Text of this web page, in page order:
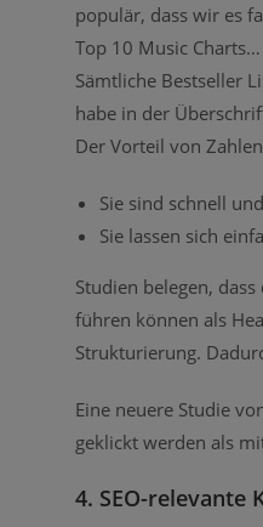
populär, dass wir es
Top 10 Music Charts…
Sämtliche Bestseller
habe in der
Der Vorteil von
Sie sind schnell
Sie lassen sich
Studien belegen,
führen können als
Strukturierung.
Eine neuere Studie
geklickt werden als
4. SEO-relevante